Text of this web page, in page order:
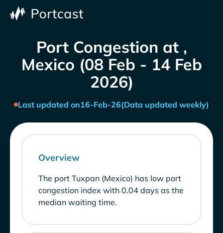
Port Congestion at ,
Mexico (08 Feb - 14 Feb
2026)
Last updated on16-Feb-26(Data updated weekly)
Overview
The port Tuxpan (Mexico) has low port
congestion index with 0.04 days as the
median waiting time.